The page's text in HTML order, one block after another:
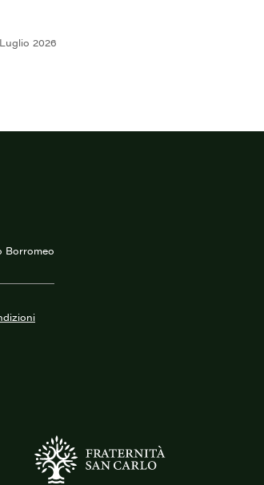
Luglio 2026
Borromeo